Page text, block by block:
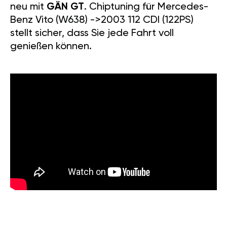
neu mit GÄN GT. Chiptuning für Mercedes-
Benz Vito (W638) ->2003 112 CDI (122PS)
stellt sicher, dass Sie jede Fahrt voll
genießen können.